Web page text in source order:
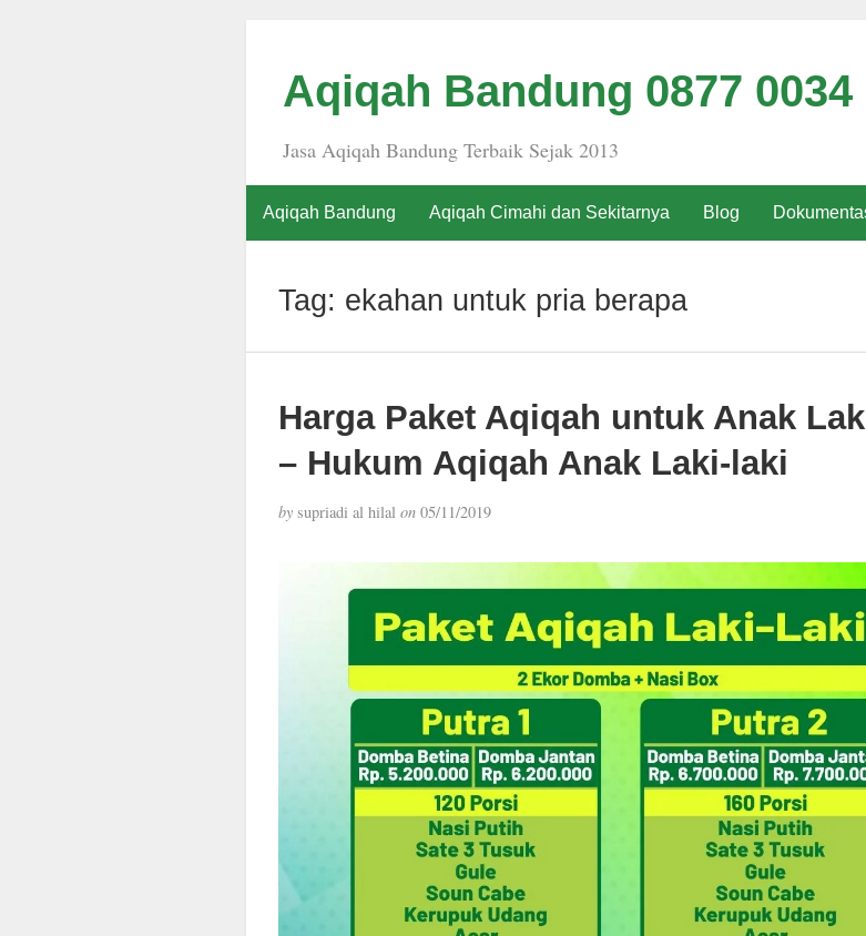
Aqiqah Bandung 0877 0034
Jasa Aqiqah Bandung Terbaik Sejak 2013
Aqiqah Bandung Aqiqah Cimahi dan Sekitarnya Blog
Tag: ekahan untuk pria berapa
Harga Paket Aqiqah untuk Anak
– Hukum Aqiqah Anak Laki-laki
bysupriadi al hilal on05/11/2019